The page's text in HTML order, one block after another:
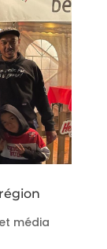
média